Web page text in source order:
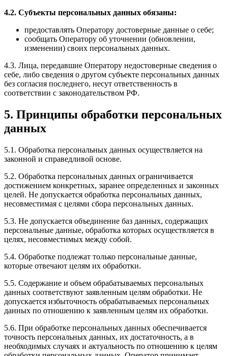
4.2. Субъекты персональных данных обязаны:
предоставлять Оператору достоверные данные о себе;
сообщать Оператору об уточнении (обновлении,
изменении) своих персональных данных.
4.3. Лица, передавшие Оператору недостоверные сведения о
себе, либо сведения о другом субъекте персональных данных
без согласия последнего, несут ответственность в
соответствии с законодательством РФ.
5. Принципы обработки персональных
данных
5.1. Обработка персональных данных осуществляется на
законной и справедливой основе.
5.2. Обработка персональных данных ограничивается
достижением конкретных, заранее определенных и законных
целей. Не допускается обработка персональных данных,
несовместимая с целями сбора персональных данных.
5.3. Не допускается объединение баз данных, содержащих
персональные данные, обработка которых осуществляется в
целях, несовместимых между собой.
5.4. Обработке подлежат только персональные данные,
которые отвечают целям их обработки.
5.5. Содержание и объем обрабатываемых персональных
данных соответствуют заявленным целям обработки. Не
допускается избыточность обрабатываемых персональных
данных по отношению к заявленным целям их обработки.
5.6. При обработке персональных данных обеспечивается
точность персональных данных, их достаточность, а в
необходимых случаях и актуальность по отношению к целям